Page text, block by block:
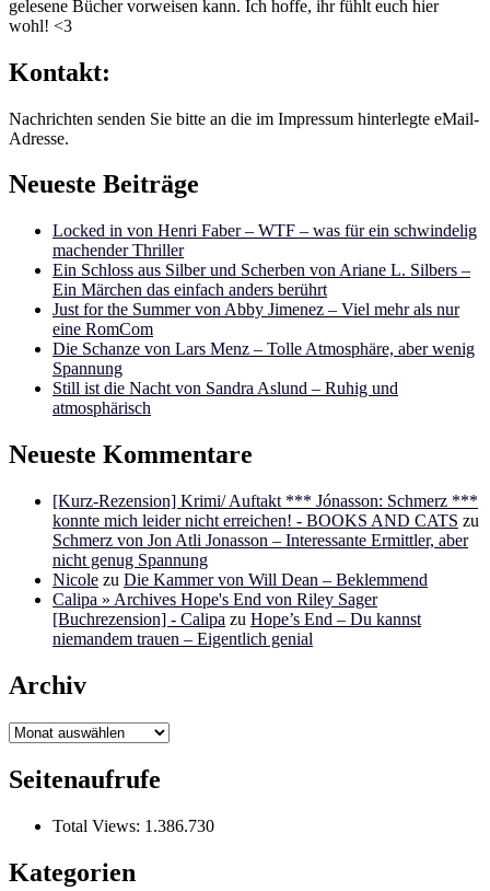
gelesene Bücher vorweisen kann. Ich hoffe, ihr fühlt euch hier
wohl! <3
Kontakt:
Nachrichten senden Sie bitte an die im Impressum hinterlegte eMail-
Adresse.
Neueste Beiträge
Locked in von Henri Faber – WTF – was für ein schwindelig
machender Thriller
Ein Schloss aus Silber und Scherben von Ariane L. Silbers –
Ein Märchen das einfach anders berührt
Just for the Summer von Abby Jimenez – Viel mehr als nur
eine RomCom
Die Schanze von Lars Menz – Tolle Atmosphäre, aber wenig
Spannung
Still ist die Nacht von Sandra Aslund – Ruhig und
atmosphärisch
Neueste Kommentare
[Kurz-Rezension] Krimi/ Auftakt *** Jónasson: Schmerz ***
konnte mich leider nicht erreichen! - BOOKS AND CATS zu
Schmerz von Jon Atli Jonasson – Interessante Ermittler, aber
nicht genug Spannung
Nicole zu Die Kammer von Will Dean – Beklemmend
Calipa » Archives Hope's End von Riley Sager
[Buchrezension] - Calipa zu Hope’s End – Du kannst
niemandem trauen – Eigentlich genial
Archiv
Archiv
Seitenaufrufe
Total Views: 1.386.730
Kategorien